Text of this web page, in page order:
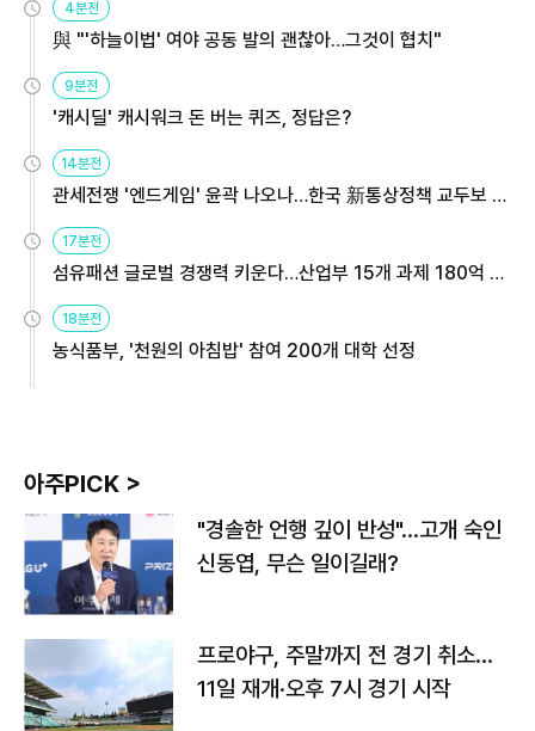
4분전
與 "'하늘이법' 여야 공동 발의 괜찮아…그것이 협치"
9분전
'캐시딜' 캐시워크 돈 버는 퀴즈, 정답은?
14분전
관세전쟁 '엔드게임' 윤곽 나오나…한국 新통상정책 교두보 활
17분전
섬유패션 글로벌 경쟁력 키운다…산업부 15개 과제 180억 지
18분전
농식품부, '천원의 아침밥' 참여 200개 대학 선정
아주PICK >
"경솔한 언행 깊이 반성"…고개 숙인
신동엽, 무슨 일이길래?
프로야구, 주말까지 전 경기 취소…
11일 재개·오후 7시 경기 시작